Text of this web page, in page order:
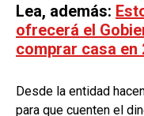
Lea, además:
ofrecerá el
comprar casa en
Desde la entidad
para que cuenten el